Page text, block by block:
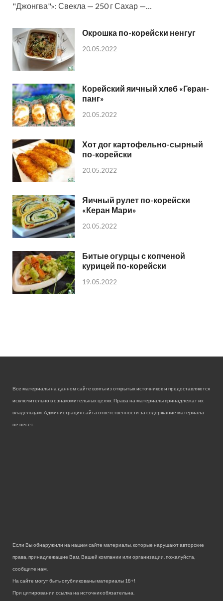
"Джонгва"»: Свекла — 250 г Сахар —…
Окрошка по-корейски ненгуг
20.05.2022
Корейский яичный хлеб «Геран-
панг»
20.05.2022
Хот дог картофельно-сырный
по-корейски
20.05.2022
Яичный рулет по-корейски
«Керан Мари»
20.05.2022
Битые огурцы с копченой
курицей по-корейски
19.05.2022
Все материалы на данном сайте взяты из открытых источников и предоставляются
исключительно в ознакомительных целях. Права на материалы принадлежат их
владельцам. Администрация сайта ответственности за содержание материала
не несет.
Если Вы обнаружили на нашем сайте материалы, которые нарушают авторские
права, принадлежащие Вам, Вашей компании или организации, пожалуйста,
сообщите нам.
На сайте могут быть опубликованы материалы 18+!
При цитировании ссылка на источник обязательна.